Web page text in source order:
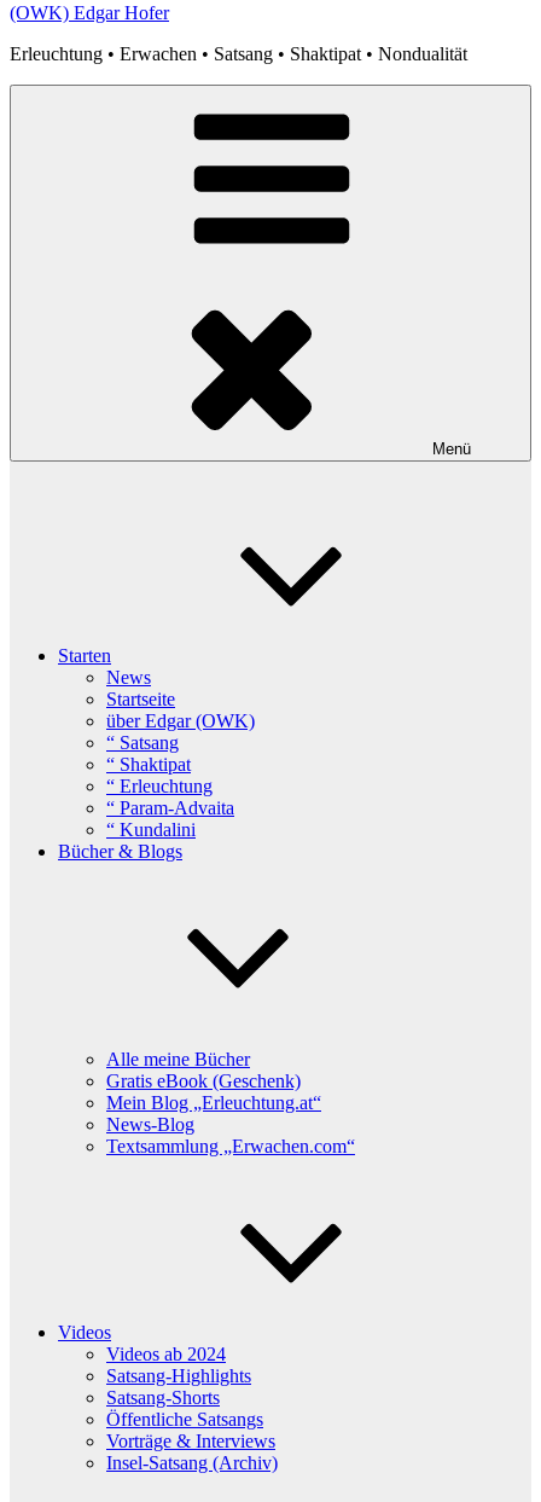
(OWK) Edgar Hofer
Erleuchtung • Erwachen • Satsang • Shaktipat • Nondualität
Menü
Starten
News
Startseite
über Edgar (OWK)
“ Satsang
“ Shaktipat
“ Erleuchtung
“ Param-Advaita
“ Kundalini
Bücher & Blogs
Alle meine Bücher
Gratis eBook (Geschenk)
Mein Blog „Erleuchtung.at“
News-Blog
Textsammlung „Erwachen.com“
Videos
Videos ab 2024
Satsang-Highlights
Satsang-Shorts
Öffentliche Satsangs
Vorträge & Interviews
Insel-Satsang (Archiv)